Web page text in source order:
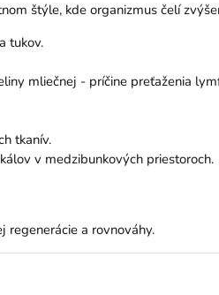
štýle, kde organizmus čelí
tukov.
mliečnej - príčine preťaženia
tkanív.
v medzibunkových priestoroch.
regenerácie a rovnováhy.